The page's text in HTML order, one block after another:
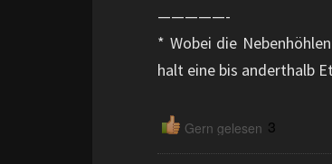
—————-
* Wobei die
halt eine bis anderthalb
Gern gelesen 3